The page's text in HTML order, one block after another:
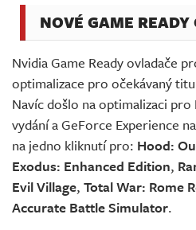
NOVÉ GAME READY
Nvidia Game Ready ovladače
optimalizace pro očekávaný
Navíc došlo na optimalizaci pro
vydání a GeForce Experience
na jedno kliknutí pro: Hood:
Exodus: Enhanced Edition,
Evil Village, Total War: Rome
Accurate Battle Simulator.